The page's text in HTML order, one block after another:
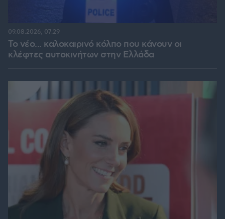
Το νέο... καλοκαιρινό κόλπο που κάνουν οι
κλέφτες αυτοκινήτων στην Ελλάδα
09.08.2026, 07:29